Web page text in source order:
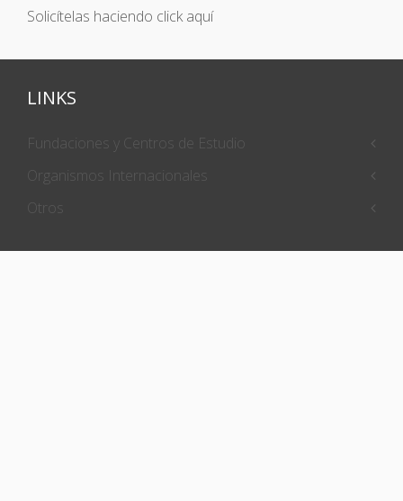
Solicítelas haciendo click aquí
LINKS
Fundaciones y Centros de Estudio
Organismos Internacionales
Otros